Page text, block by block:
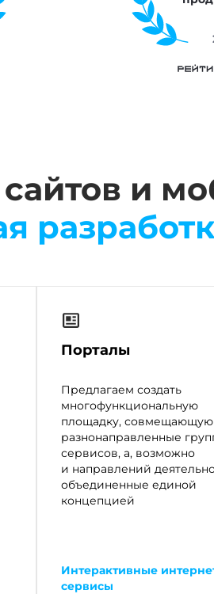
сайтов и
Порталы
Предлагаем создать
многофункциональную
площадку, совмещающую
разнонаправленные
сервисов, а, возможно
и направлений
объединенные единой
концепцией
Интерактивные
сервисы